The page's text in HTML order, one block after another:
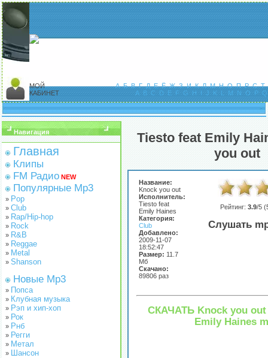
МОЙ
КАБИНЕТ
А Б В Г Д Е Ё Ж З И К Л М Н О П Р С Т
A B C D E F G H I J K L M N O P Q
Навигация
Главная
Клипы
FM Радио NEW
Популярные Mp3
» Pop
» Club
» Rap/Hip-hop
» Rock
» R&B
» Reggae
» Metal
» Shanson
Новые Mp3
» Попса
» Клубная музыка
» Рэп и хип-хоп
» Рок
» Рнб
» Регги
» Метал
» Шансон
Tiesto feat Emily
you out
Название:
Knock you out
Исполнитель:
Tiesto feat
Emily Haines
Категория:
Club
Добавлено:
2009-11-07
18:52:47
Размер: 11.7
Мб
Скачано:
89806 раз
Рейтинг: 3.9/5 (
Слушать
СКАЧАТЬ Knock you out
Emily Haines